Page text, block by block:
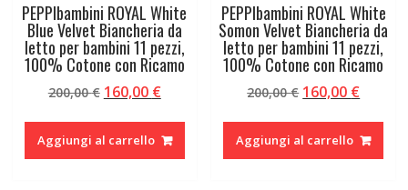
PEPPIbambini ROYAL White
Blue Velvet Biancheria da
letto per bambini 11 pezzi,
100% Cotone con Ricamo
200,00€ Il
originale
era:
160,00 €Il
attuale
è:
Aggiungi al carrello
PEPPIbambini ROYAL White
Somon Velvet Biancheria da
letto per bambini 11 pezzi,
100% Cotone con Ricamo
200,00€ Il
originale
era:
160,00 €Il
è:
Aggiungi al carrello